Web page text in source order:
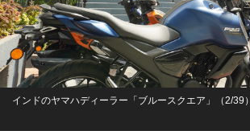
インドのヤマハディーラー「ブルースクエア」（2/39）